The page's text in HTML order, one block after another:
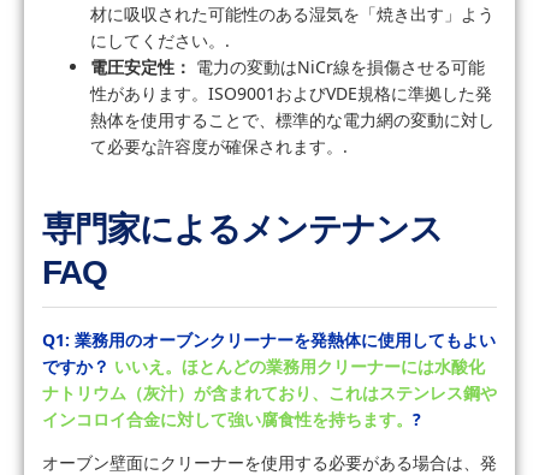
材に吸収された可能性のある湿気を「焼き出す」よう
にしてください。.
電圧安定性： 電力の変動はNiCr線を損傷させる可能
性があります。ISO9001およびVDE規格に準拠した発
熱体を使用することで、標準的な電力網の変動に対し
て必要な許容度が確保されます。.
専門家によるメンテナンス
FAQ
Q1: 業務用のオーブンクリーナーを発熱体に使用してもよい
ですか？ いいえ。ほとんどの業務用クリーナーには水酸化
ナトリウム（灰汁）が含まれており、これはステンレス鋼や
インコロイ合金に対して強い腐食性を持ちます。 ?
オーブン壁面にクリーナーを使用する必要がある場合は、発